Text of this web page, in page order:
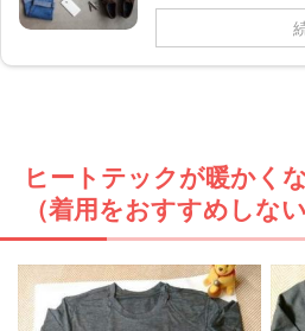
ヒートテックが暖かく
（着用をおすすめしない